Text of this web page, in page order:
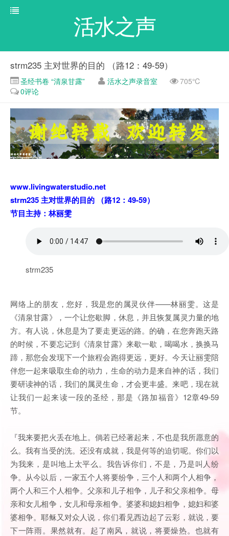
活水之声
strm235 主对世界的目的 （路12：49-59）
圣经书卷 “清泉甘露” 活水之声录音室
705℃
0评论
www.livingwaterstudio.net
strm235 主对世界的目的 （路12：49-59）
节目主持：林丽雯
strm235
网络上的朋友，您好，我是您的属灵伙伴——林丽雯。这是
《清泉甘露》，一个让您歇脚，休息，并且恢复属灵力量的地
方。有人说，休息是为了要走更远的路。的确，在您奔跑天路
的时候，不要忘记到《清泉甘露》来歇一歇，喝喝水，换换马
蹄，那您会发现下一个旅程会跑得更远，更好。今天让丽雯陪
伴您一起来吸取生命的动力，生命的动力是来自神的话，我们
要研读神的话，我们的属灵生命，才会更丰盛。来吧，现在就
让我们一起来读一段的圣经，那是《路加福音》12章49-59
节。
『我来要把火丢在地上。倘若已经著起来，不也是我所愿意的
么。我有当受的洗。还没有成就，我是何等的迫切呢。你们以
为我来，是叫地上太平么。我告诉你们，不是，乃是叫人纷
争。从今以后，一家五个人将要纷争，三个人和两个人相争，
两个人和三个人相争。父亲和儿子相争，儿子和父亲相争。母
亲和女儿相争，女儿和母亲相争。婆婆和媳妇相争，媳妇和婆
婆相争。耶稣又对众人说，你们看见西边起了云彩，就说，要
下一阵雨。果然就有。起了南风，就说，将要燥热。也就有